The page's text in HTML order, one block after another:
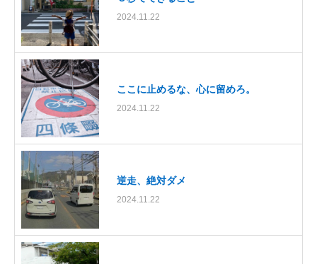
2024.11.22
ここに止めるな、心に留めろ。
2024.11.22
逆走、絶対ダメ
2024.11.22